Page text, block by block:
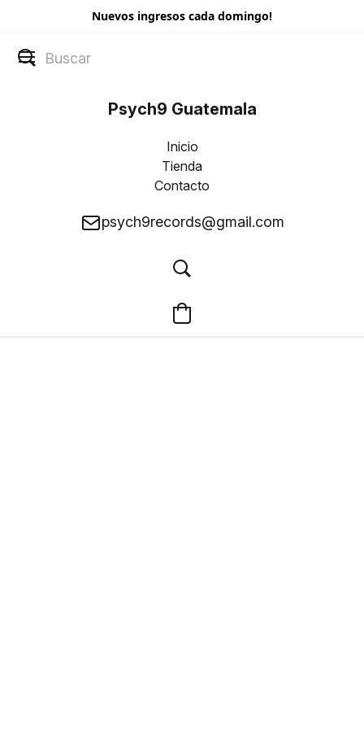
Nuevos ingresos cada domingo!
Psych9 Guatemala
Inicio
Tienda
Contacto
psych9records@gmail.com